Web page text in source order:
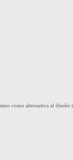
como alternativa al diseño